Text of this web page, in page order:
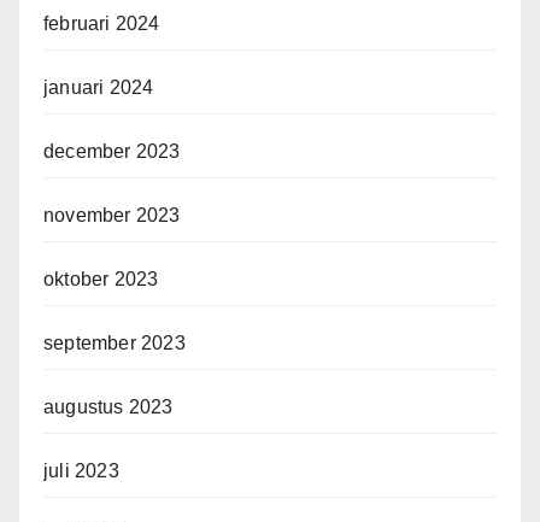
februari 2024
januari 2024
december 2023
november 2023
oktober 2023
september 2023
augustus 2023
juli 2023